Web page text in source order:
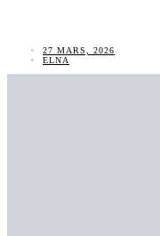
27 MARS, 2026
ELNA